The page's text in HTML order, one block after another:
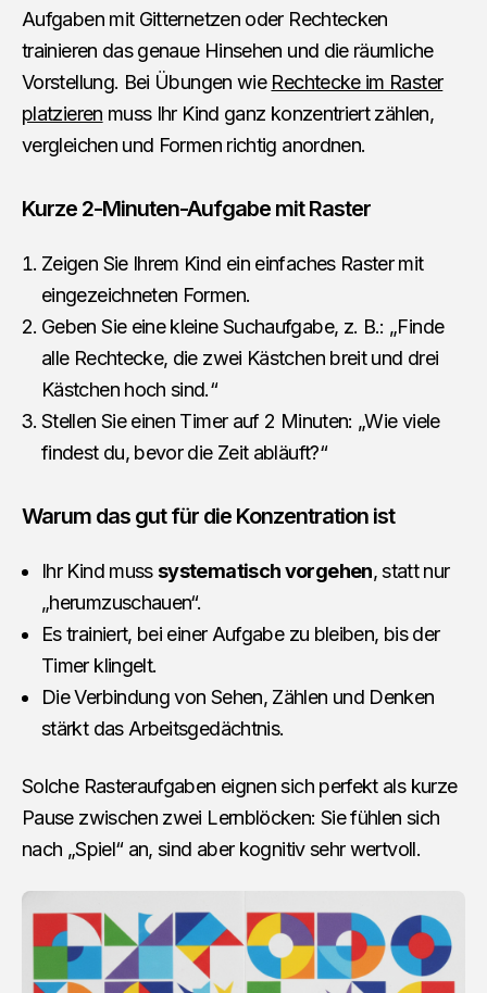
Aufgaben mit Gitternetzen oder Rechtecken
trainieren das genaue Hinsehen und die räumliche
Vorstellung. Bei Übungen wie Rechtecke im Raster
platzieren muss Ihr Kind ganz konzentriert zählen,
vergleichen und Formen richtig anordnen.
Kurze 2-Minuten-Aufgabe mit Raster
Zeigen Sie Ihrem Kind ein einfaches Raster mit
eingezeichneten Formen.
Geben Sie eine kleine Suchaufgabe, z. B.: „Finde
alle Rechtecke, die zwei Kästchen breit und drei
Kästchen hoch sind.“
Stellen Sie einen Timer auf 2 Minuten: „Wie viele
findest du, bevor die Zeit abläuft?“
Warum das gut für die Konzentration ist
Ihr Kind musssystematisch vorgehen, statt nur
„herumzuschauen“.
Es trainiert, bei einer Aufgabe zu bleiben, bis der
Timer klingelt.
Die Verbindung von Sehen, Zählen und Denken
stärkt das Arbeitsgedächtnis.
Solche Rasteraufgaben eignen sich perfekt als kurze
Pause zwischen zwei Lernblöcken: Sie fühlen sich
nach „Spiel“ an, sind aber kognitiv sehr wertvoll.